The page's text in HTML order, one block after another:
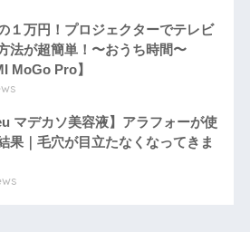
１万円！プロジェクターでテレビ
法が超簡単！〜おうち時間〜
MoGo Pro】
マデカソ美容液】アラフォーが使
果｜毛穴が目立たなくなってきま